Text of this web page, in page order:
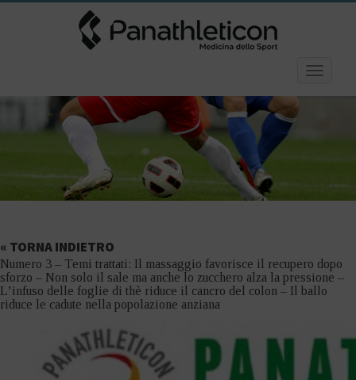
Toggle
« TORNA INDIETRO
Numero 3 – Temi trattati: Il massaggio favorisce il recupero dopo
sforzo – Non solo il sale ma anche lo zucchero alza la pressione –
L’infuso delle foglie di thè riduce il cancro del colon – Il ballo
riduce le cadute nella popolazione anziana